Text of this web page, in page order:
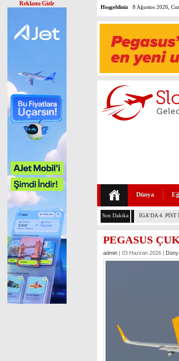
Hoşgeldiniz 8 Ağustos 2026,
Dünya
Son Dakika HİTİT’TEN
PEGASUS
admin | 03 Haziran 2026 |
Reklamı Gizle